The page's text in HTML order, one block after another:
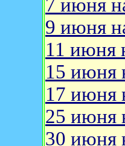
7 июня
9 июня
11 июня
15 июня
17 июня
25 июня
30 июня